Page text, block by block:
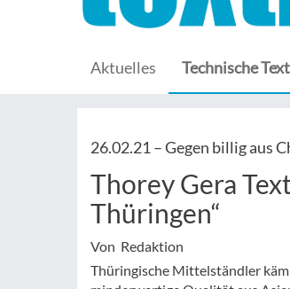
Aktuelles Technische
26.02.21 –Gegen billig aus
Thorey Gera
Thüringen“
Von Redaktion
Thüringische Mittelständler